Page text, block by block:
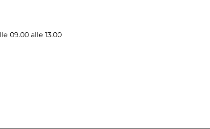
09.00 alle 13.00